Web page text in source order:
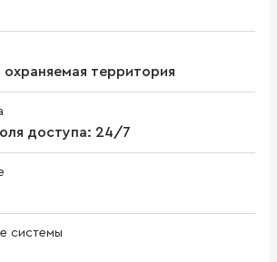
территория
доступа: 24/7
системы